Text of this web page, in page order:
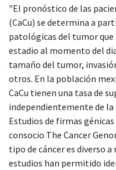
"El pronóstico de las
(CaCu) se determina a
patológicas del tumor que
estadio al momento del
tamaño del tumor,
otros. En la población
CaCu tienen una tasa de
independientemente de
Estudios de firmas
consocio The Cancer
tipo de cáncer es diverso
estudios han permitido